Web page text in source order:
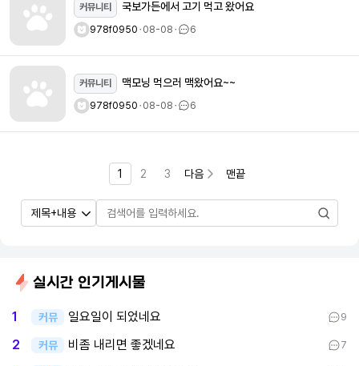
커뮤니티 국보가든에서 고기 먹고 왔어요
978f0950ㆍ08-08ㆍ 6
커뮤니티 맥모닝 먹으러 맥왔어요~~
978f0950ㆍ08-08ㆍ 6
1 2 3 다음 맨끝
실시간 인기게시물
1 커뮤 일요일이 되었네요 9
2 커뮤 비좀 내리면 좋겠네요 7